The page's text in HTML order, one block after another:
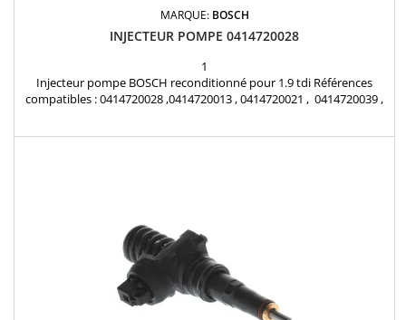
MARQUE: BOSCH
INJECTEUR POMPE 0414720028
1
Injecteur pompe BOSCH reconditionné pour 1.9 tdi Références
compatibles : 0414720028 ,0414720013 , 0414720021 , 0414720039 ,